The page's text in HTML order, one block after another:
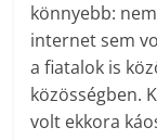
könnyebb:
internet sem
a fiatalok is
közösségben.
volt ekkora